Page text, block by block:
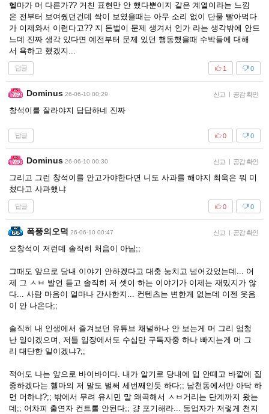
헬마가 머 다른가?? 거친 표현만 안 했다뿐이지 같은 계열이라는 느낌
은 전부터 보여줬던건데 싹이 보였을때는 아무 소리 없이 단물 빨아먹다
가 이제와서 이런다고?? 지 돈벌이 문제 생겨서 인가 라는 생각밖에 안드
느데 진짜 생각 있다면 예전부터 문제 있던 행동했을때 수박들에 대해
서 욕하고 했겠지...
답글 0
1
Dominus 26-06-10 00:29 신고 | 공감 확인
창석이를 잘라야지 답답하네 진짜
답글 0
0
Dominus 26-06-10 00:30 신고 | 공감 확인
그리고 그런 창석이를 안고가야한다면 니도 사과를 해야지 최욱은 뭐 미
쳤다고 사과했냐
답글 0
0
폭풍의오덕 26-06-10 00:47 신고 | 공감 확인
오창석이 저런데 솔직히 처음이 아님;;
그때도 앞으로 당내 이야기 안하겠다고 대충 눙치고 넘어갔었는데... 어
제 그 ㅅㅂ 발언 듣고 솔직히 저 셋이 하는 이야기가 이제는 재밌지가 않
다... 사람 마음이 얼마나 간사한지... 컨텐츠는 변한게 없는데 이젠 웃음
이 안 나온다;;
솔직히 내 인생에서 즐겨보던 유튜브 채널하나 안 보는게 머 그리 엄청
난 일이겠으며, 저들 입장에서도 수십만 구독자중 하나 빠지는게 머 그
리 대단한 일이겠냐?;;
적어도 나는 앞으로 바이바이다. 내가 알기로 당내에 입 안떼고 바깥에 집
중하겠다는 헬마의 저 말도 벌써 세번째인듯 하다;; 남천동에서만 아닥 하
면 머하냐?;; 밖에서 무려 유시민 말 왜곡해서 ㅅㅂ거리는 단계까지 왔는
데;; 어차피 출연자 컨트롤 안된다;; 걍 포기해라... 동업자가 저렇게 천지